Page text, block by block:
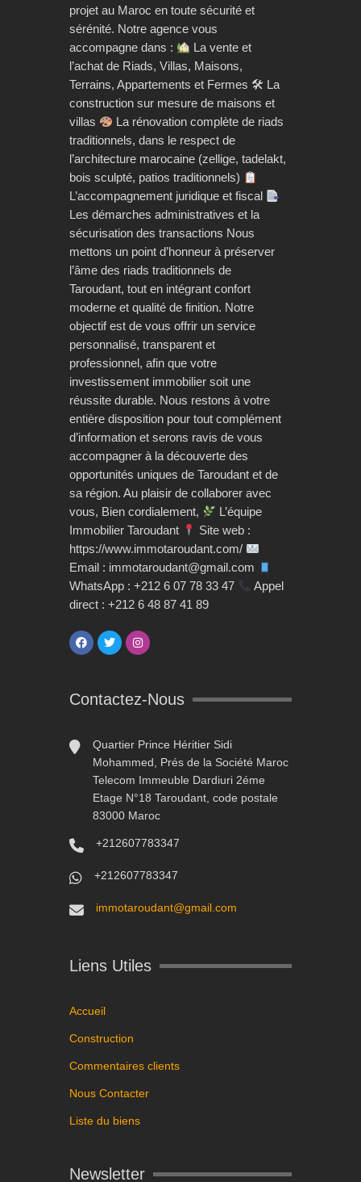
projet au Maroc en toute sécurité et
sérénité. Notre agence vous
accompagne dans :
La vente et
l’achat de Riads, Villas, Maisons,
Terrains, Appartements et Fermes 🛠 La
construction sur mesure de maisons et
villas
La rénovation complète de riads
traditionnels, dans le respect de
l’architecture marocaine (zellige, tadelakt,
bois sculpté, patios traditionnels)
L’accompagnement juridique et fiscal
Les démarches administratives et la
sécurisation des transactions Nous
mettons un point d’honneur à préserver
l’âme des riads traditionnels de
Taroudant, tout en intégrant confort
moderne et qualité de finition. Notre
objectif est de vous offrir un service
personnalisé, transparent et
professionnel, afin que votre
investissement immobilier soit une
réussite durable. Nous restons à votre
entière disposition pour tout complément
d’information et serons ravis de vous
accompagner à la découverte des
opportunités uniques de Taroudant et de
sa région. Au plaisir de collaborer avec
vous, Bien cordialement,
L’équipe
Immobilier Taroudant
Site web :
https://www.immotaroudant.com/
Email : immotaroudant@gmail.com
WhatsApp : +212 6 07 78 33 47
Appel
direct : +212 6 48 87 41 89
Contactez-Nous
Quartier Prince Héritier Sidi
Mohammed, Prés de la Société Maroc
Telecom Immeuble Dardiuri 2éme
Etage N°18 Taroudant, code postale
83000 Maroc
+212607783347
+212607783347
immotaroudant@gmail.com
Liens Utiles
Accueil
Construction
Commentaires clients
Nous Contacter
Liste du biens
Newsletter